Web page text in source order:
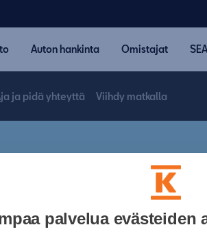
Auton hankinta Omistajat
ja pidä yhteyttä Viihdy matkalla
palvelua evästeiden